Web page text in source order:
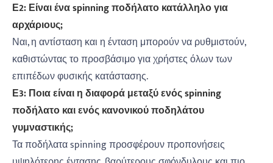
Ε2: Είναι ένα spinning ποδήλατο κατάλληλο για
αρχάριους;
Ναι, η αντίσταση και η ένταση μπορούν να ρυθμιστούν,
καθιστώντας το προσβάσιμο για χρήστες όλων των
επιπέδων φυσικής κατάστασης.
Ε3: Ποια είναι η διαφορά μεταξύ ενός spinning
ποδήλατο και ενός κανονικού ποδηλάτου
γυμναστικής;
Τα ποδήλατα spinning προσφέρουν προπονήσεις